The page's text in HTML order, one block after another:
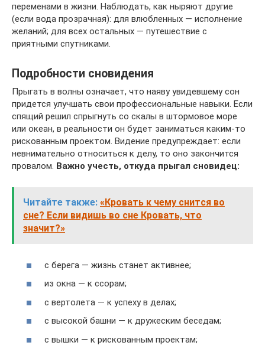
переменами в жизни. Наблюдать, как ныряют другие
(если вода прозрачная): для влюбленных — исполнение
желаний; для всех остальных — путешествие с
приятными спутниками.
Подробности сновидения
Прыгать в волны означает, что наяву увидевшему сон
придется улучшать свои профессиональные навыки. Если
спящий решил спрыгнуть со скалы в штормовое море
или океан, в реальности он будет заниматься каким-то
рискованным проектом. Видение предупреждает: если
невнимательно относиться к делу, то оно закончится
провалом. Важно учесть, откуда прыгал сновидец:
Читайте также: «Кровать к чему снится во
сне? Если видишь во сне Кровать, что
значит?»
с берега — жизнь станет активнее;
из окна — к ссорам;
с вертолета — к успеху в делах;
с высокой башни — к дружеским беседам;
с вышки — к рискованным проектам;